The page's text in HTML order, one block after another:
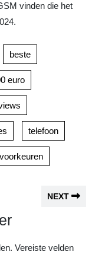
vinden die het
beste
euro
telefoon
voorkeuren
NEXT
Vereiste velden